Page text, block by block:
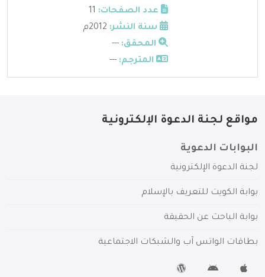
عدد الصفحات:
سنة النشر:
المحقق: ---
المترجم: ---
مواقع لجنة الدعوة الإلكترونية
البوابات الدعوية
لجنة الدعوة الإلكترونية
بوابة الكويت للتعريف بالإسلام
بوابة الباحث عن الحقيقة
بطاقات الواتس آب والشبكات الاجتماعية